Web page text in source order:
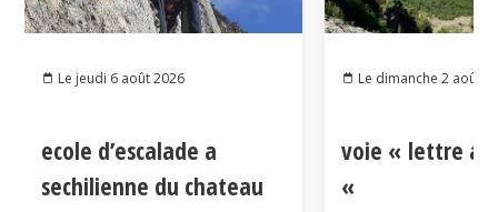
Le jeudi 6 août 2026
ecole d’escalade a
sechilienne du chateau
Le dimanche 2 août
voie « lettre
«